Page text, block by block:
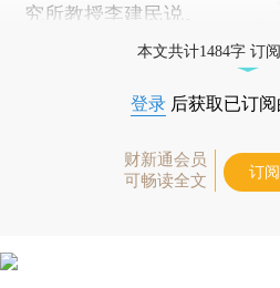
究所教授李建民说。
本文共计1484字 订
登录 后获取已订
财新通会员
可畅读全文
订